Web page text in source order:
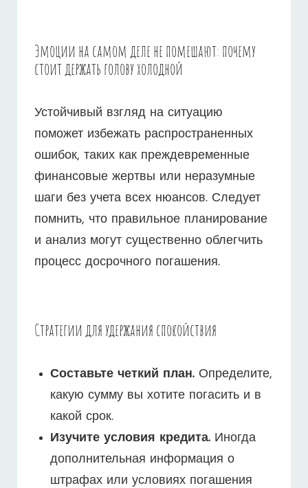
Эмоции на самом деле не помешают: почему
стоит держать голову холодной
Устойчивый взгляд на ситуацию
поможет избежать распространенных
ошибок, таких как преждевременные
финансовые жертвы или неразумные
шаги без учета всех нюансов. Следует
помнить, что правильное планирование
и анализ могут существенно облегчить
процесс досрочного погашения.
Стратегии для удержания спокойствия
Составьте четкий план.Определите,
какую сумму вы хотите погасить и в
какой срок.
Изучите условия кредита.Иногда
дополнительная информация о
штрафах или условиях погашения